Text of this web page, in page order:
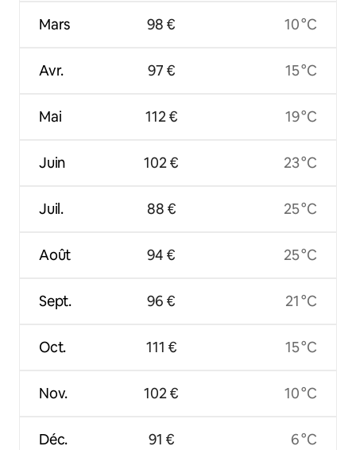
Mars
Avr.
Mai
Juin
Juil.
Août
Sept.
Oct.
Nov.
Déc.
98 €
97 €
112 €
102 €
88 €
94 €
96 €
111 €
102 €
91 €
10 °C
15 °C
19 °C
23 °C
25 °C
25 °C
21 °C
15 °C
10 °C
6 °C